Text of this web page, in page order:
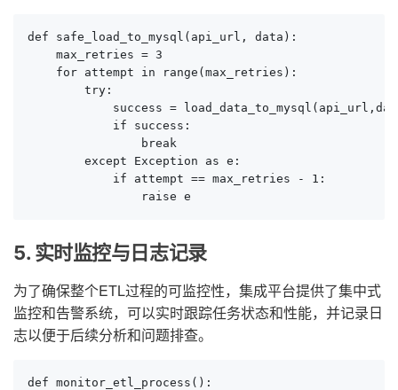
def safe_load_to_mysql(api_url, data):
    max_retries = 3
    for attempt in range(max_retries):
        try:
success =
            if success:
                break
        except Exception as e:
            if attempt == max_retries - 1:
                raise e
5. 实时监控与日志记录
为了确保整个ETL过程的可监控性，集成平台提供了集中式
监控和告警系统，可以实时跟踪任务状态和性能，并记录日
志以便于后续分析和问题排查。
def monitor_etl_process():